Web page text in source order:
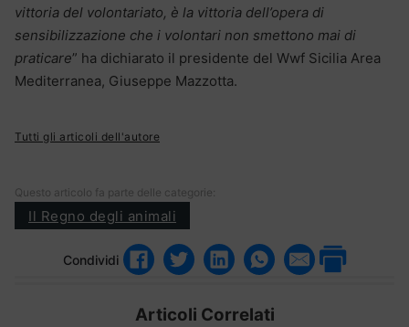
vittoria del volontariato, è la vittoria dell’opera di
sensibilizzazione che i volontari non smettono mai di
praticare” ha dichiarato il presidente del Wwf Sicilia Area
Mediterranea, Giuseppe Mazzotta.
Tutti gli articoli dell'autore
Questo articolo fa parte delle categorie:
Il Regno degli animali
Condividi
Articoli Correlati